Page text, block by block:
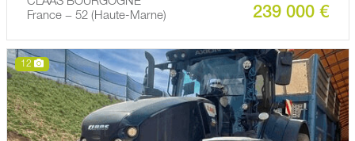
France − 52 (Haute-Marne)
239 000 €
12